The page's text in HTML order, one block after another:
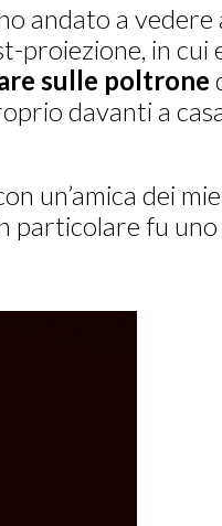
andato a vedere
proiezione, in cui
sulle poltrone
davanti a
un’amica dei
particolare fu uno